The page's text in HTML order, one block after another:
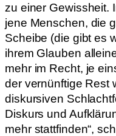
zu einer Gewissheit.
jene Menschen, die
Scheibe (die gibt es
ihrem Glauben
mehr im Recht, je
der vernünftige Rest
diskursiven
Diskurs und
mehr stattfinden“,